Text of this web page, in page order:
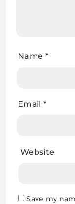
Name *
Email *
Website
Save my